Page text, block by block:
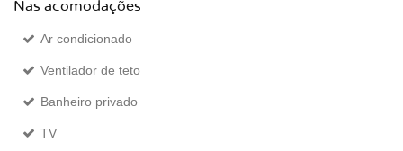
Nas acomodações
Ar condicionado
Ventilador de teto
Banheiro privado
TV